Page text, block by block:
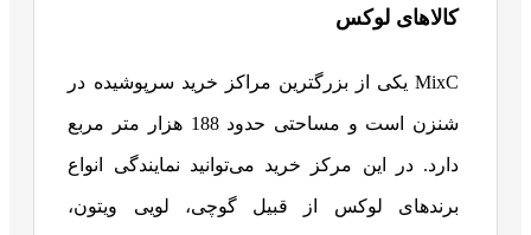
کالاهای لوکس
MixC یکی از بزرگترین مراکز خرید سرپوشیده در
شنزن است و مساحتی حدود 188 هزار متر مربع
دارد. در این مرکز خرید می‌توانید نمایندگی انواع
برندهای لوکس از قبیل گوچی، لویی ویتون،